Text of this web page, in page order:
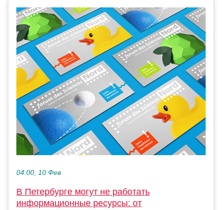
04:00, 10 Фев
В Петербурге могут не работать
информационные ресурсы: от